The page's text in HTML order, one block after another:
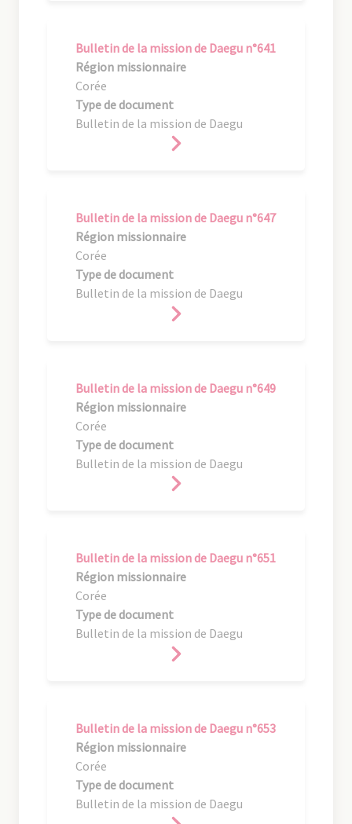
Bulletin de la mission de Daegu n°641
Région missionnaire
Corée
Type de document
Bulletin de la mission de Daegu
Bulletin de la mission de Daegu n°647
Région missionnaire
Corée
Type de document
Bulletin de la mission de Daegu
Bulletin de la mission de Daegu n°649
Région missionnaire
Corée
Type de document
Bulletin de la mission de Daegu
Bulletin de la mission de Daegu n°651
Région missionnaire
Corée
Type de document
Bulletin de la mission de Daegu
Bulletin de la mission de Daegu n°653
Région missionnaire
Corée
Type de document
Bulletin de la mission de Daegu